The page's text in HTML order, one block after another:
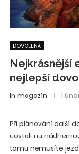
DOVOLENÁ
Nejkrásnější
nejlepší
In magazín 1
Při plánování další
dostali na
tomu nemusíte